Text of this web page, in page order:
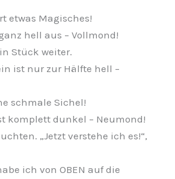
etwas Magisches!
hell aus – Vollmond!
Stück weiter.
ist nur zur Hälfte hell –
schmale Sichel!
komplett dunkel – Neumond!
„Jetzt verstehe ich es!“,
ich von OBEN auf die